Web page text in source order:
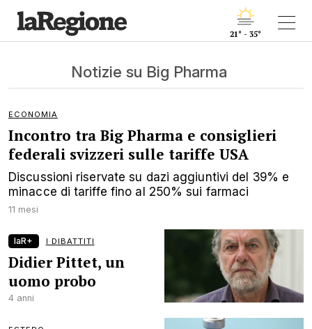
21° - 35°
Notizie su Big Pharma
ECONOMIA
Incontro tra Big Pharma e consiglieri
federali svizzeri sulle tariffe USA
Discussioni riservate su dazi aggiuntivi del 39% e
minacce di tariffe fino al 250% sui farmaci
11 mesi
laR+ I DIBATTITI
Didier Pittet, un
uomo probo
4 anni